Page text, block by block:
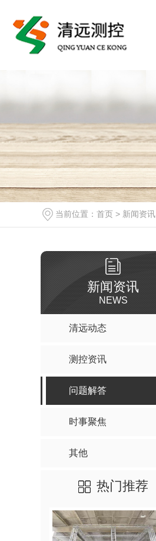
当前位置： 首页 > 新闻资讯
新闻资讯
NEWS
清远动态
测控资讯
问题解答
时事聚焦
其他
热门推荐